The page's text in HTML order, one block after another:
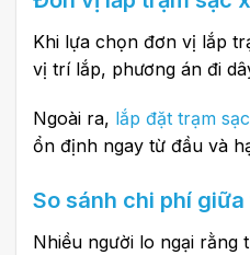
Khi lựa chọn đơn vị lắp
vị trí lắp, phương án đi
Ngoài ra, lắp đặt trạm
ổn định ngay từ đầu và
So sánh chi phí
Nhiều người lo ngại